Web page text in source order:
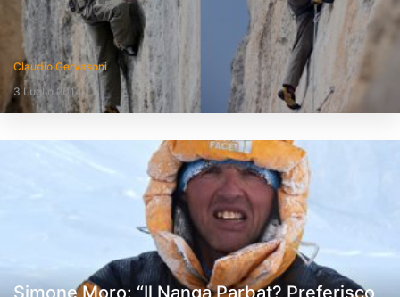
Claudio Gervasoni
3 Luglio 2014
Simone Moro: “Il Nanga Parbat? Preferisco